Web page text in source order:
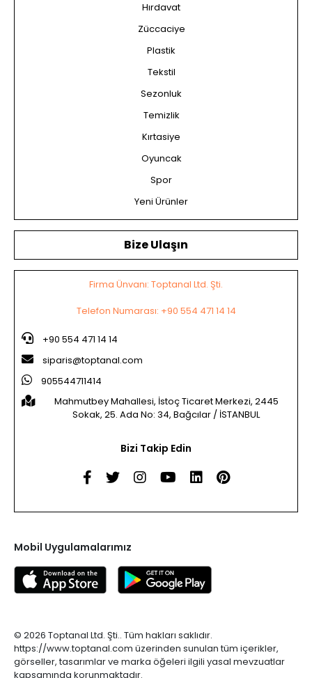
Hırdavat
Züccaciye
Plastik
Tekstil
Sezonluk
Temizlik
Kırtasiye
Oyuncak
Spor
Yeni Ürünler
Bize Ulaşın
Firma Ünvanı: Toptanal Ltd. Şti.
Telefon Numarası: +90 554 471 14 14
+90 554 471 14 14
siparis@toptanal.com
905544711414
Mahmutbey Mahallesi, İstoç Ticaret Merkezi, 2445
Sokak, 25. Ada No: 34, Bağcılar / İSTANBUL
Bizi Takip Edin
Mobil Uygulamalarımız
© 2026 Toptanal Ltd. Şti.. Tüm hakları saklıdır.
https://www.toptanal.com üzerinden sunulan tüm içerikler,
görseller, tasarımlar ve marka öğeleri ilgili yasal mevzuatlar
kapsamında korunmaktadır.